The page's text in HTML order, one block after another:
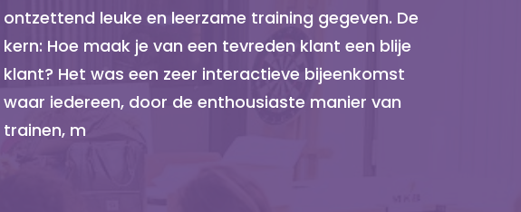
ontzettend leuke en leerzame training gegeven. De
kern: Hoe maak je van een tevreden klant een blije
klant? Het was een zeer interactieve bijeenkomst
waar iedereen, door de enthousiaste manier van
trainen, m